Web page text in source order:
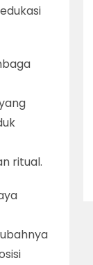
ritual.